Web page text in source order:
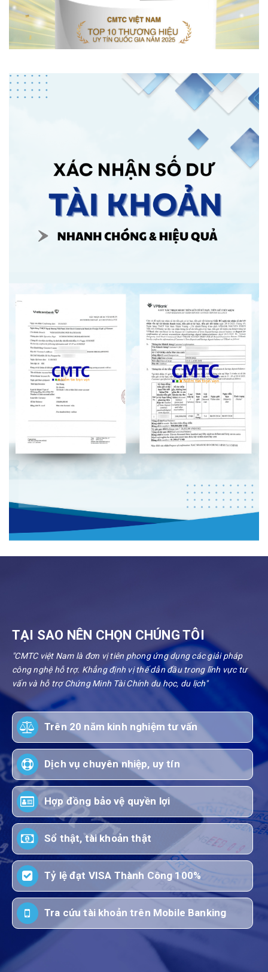
TẠI SAO NÊN CHỌN CHÚNG TÔI
"CMTC việt Nam là đơn vị tiên phong ứng dụng các giải pháp
công nghệ hỗ trợ. Khẳng định vị thế dẫn đầu trong lĩnh vực tư
vấn và hỗ trợ Chứng Minh Tài Chính du học, du lịch"
Trên 20 năm kinh nghiệm tư vấn
Dịch vụ chuyên nhiệp, uy tín
Hợp đồng bảo vệ quyền lợi
Sổ thật, tài khoản thật
Tỷ lệ đạt VISA Thành Công 100%
Tra cứu tài khoản trên Mobile Banking